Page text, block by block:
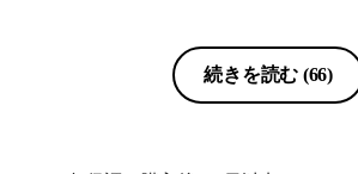
続きを読む (66)